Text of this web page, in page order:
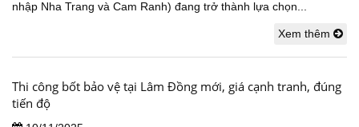
nhập Nha Trang và Cam Ranh) đang trở thành lựa chọn...
Xem thêm
Thi công bốt bảo vệ tại Lâm Đồng mới, giá cạnh tranh, đúng
tiến độ